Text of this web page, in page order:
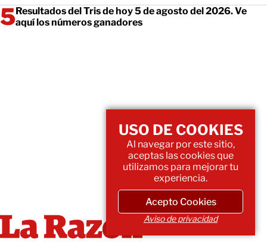
Resultados del Tris de hoy 5 de agosto del 2026. Ve
aquí los números ganadores
USO DE COOKIES
Al navegar por este sitio,
aceptas las cookies que
utilizamos para mejorar tu
experiencia.
Acepto Cookies
Aviso de privacidad